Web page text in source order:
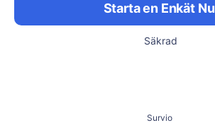
Starta en Enkät Nu
Säkrad
Survio